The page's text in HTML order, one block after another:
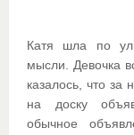
Катя шла по
мысли. Девочка
казалось, что за
на доску
обычное